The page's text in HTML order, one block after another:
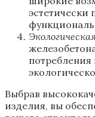
эстетически
Выбрав
изделия, вы